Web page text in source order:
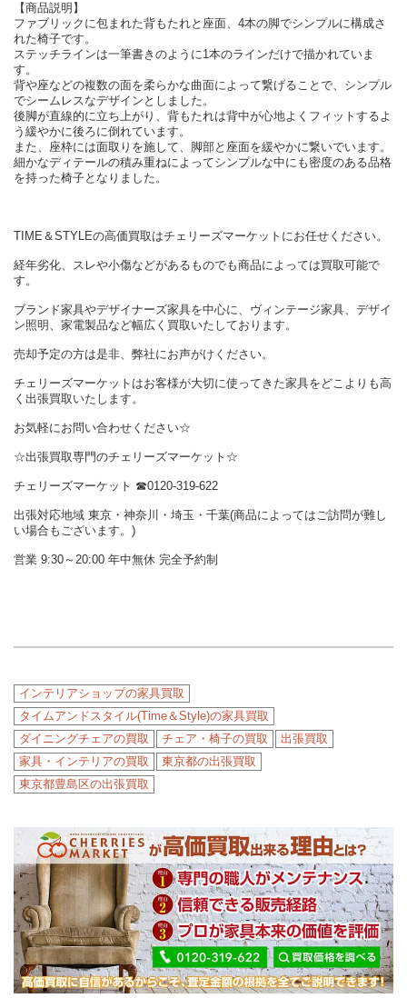
【商品説明】
ファブリックに包まれた背もたれと座面、4本の脚でシンプルに構成さ
れた椅子です。
ステッチラインは一筆書きのように1本のラインだけで描かれていま
す。
背や座などの複数の面を柔らかな曲面によって繋げることで、シンプル
でシームレスなデザインとしました。
後脚が直線的に立ち上がり、背もたれは背中が心地よくフィットするよ
う緩やかに後ろに倒れています。
また、座枠には面取りを施して、脚部と座面を緩やかに繋いでいます。
細かなディテールの積み重ねによってシンプルな中にも密度のある品格
を持った椅子となりました。
TIME＆STYLEの高価買取はチェリーズマーケットにお任せください。
経年劣化、スレや小傷などがあるものでも商品によっては買取可能で
す。
ブランド家具やデザイナーズ家具を中心に、ヴィンテージ家具、デザイ
ン照明、家電製品など幅広く買取いたしております。
売却予定の方は是非、弊社にお声がけください。
チェリーズマーケットはお客様が大切に使ってきた家具をどこよりも高
く出張買取いたします。
お気軽にお問い合わせください☆
☆出張買取専門のチェリーズマーケット☆
チェリーズマーケット ☎︎0120-319-622
出張対応地域 東京・神奈川・埼玉・千葉(商品によってはご訪問が難し
い場合もございます。)
営業 9:30～20:00 年中無休 完全予約制
インテリアショップの家具買取
タイムアンドスタイル(Time＆Style)の家具買取
ダイニングチェアの買取
チェア・椅子の買取
出張買取
家具・インテリアの買取
東京都の出張買取
東京都豊島区の出張買取